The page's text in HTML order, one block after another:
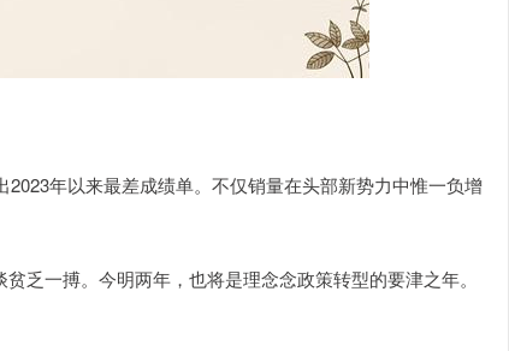
年以来最差成绩单。不仅销量在头部新势力中惟一负增
乏一搏。今明两年，也将是理念念政策转型的要津之年。